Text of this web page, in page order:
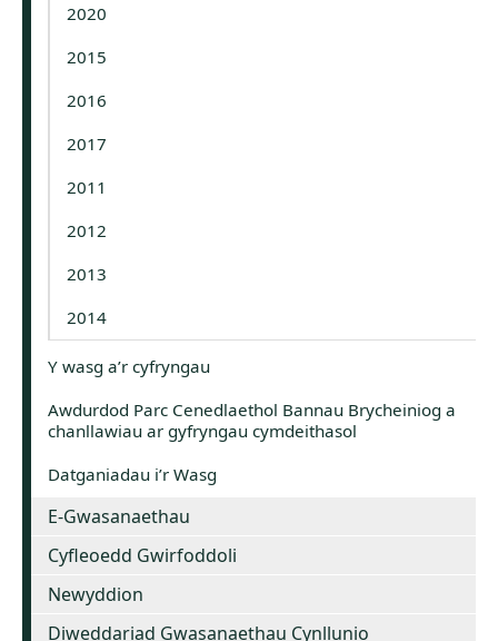
2020
2015
2016
2017
2011
2012
2013
2014
Y wasg a’r cyfryngau
Awdurdod Parc Cenedlaethol Bannau Brycheiniog a
chanllawiau ar gyfryngau cymdeithasol
Datganiadau i’r Wasg
E-Gwasanaethau
Cyfleoedd Gwirfoddoli
Newyddion
Diweddariad Gwasanaethau Cynllunio